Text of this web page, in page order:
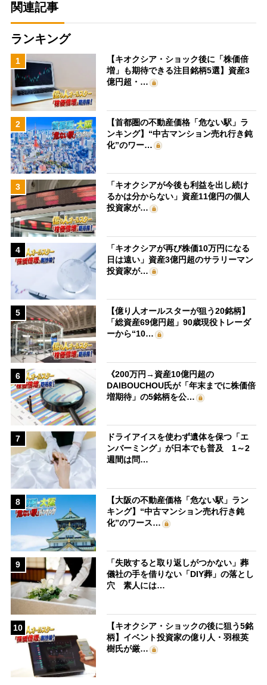
関連記事
ランキング
1
【キオクシア・ショック後に「株価倍
増」も期待できる注目銘柄5選】資産3
億円超・…
2
【首都圏の不動産価格「危ない駅」ラ
ンキング】“中古マンション売れ行き鈍
化”のワー…
3
「キオクシアが今後も利益を出し続け
るかは分からない」資産11億円の個人
投資家が…
4
「キオクシアが再び株価10万円になる
日は遠い」資産3億円超のサラリーマン
投資家が…
5
【億り人オールスターが狙う20銘柄】
「総資産69億円超」90歳現役トレーダ
ーから“10…
6
《200万円→資産10億円超の
DAIBOUCHOU氏が「年末までに株価倍
増期待」の5銘柄を公…
7
ドライアイスを使わず遺体を保つ「エ
ンバーミング」が日本でも普及 1～2
週間は問…
8
【大阪の不動産価格「危ない駅」ラン
キング】“中古マンション売れ行き鈍
化”のワース…
9
「失敗すると取り返しがつかない」葬
儀社の手を借りない「DIY葬」の落とし
穴 素人には…
10
【キオクシア・ショックの後に狙う5銘
柄】イベント投資家の億り人・羽根英
樹氏が厳…